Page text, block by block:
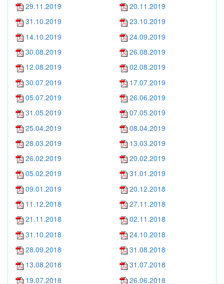
29.11.2019
20.11.2019
31.10.2019
23.10.2019
14.10.2019
24.09.2019
30.08.2019
26.08.2019
12.08.2019
02.08.2019
30.07.2019
17.07.2019
05.07.2019
26.06.2019
31.05.2019
07.05.2019
25.04.2019
08.04.2019
28.03.2019
13.03.2019
26.02.2019
20.02.2019
05.02.2019
31.01.2019
09.01.2019
20.12.2018
11.12.2018
27.11.2018
21.11.2018
02.11.2018
31.10.2018
24.10.2018
28.09.2018
31.08.2018
13.08.2018
31.07.2018
19.07.2018
26.06.2018